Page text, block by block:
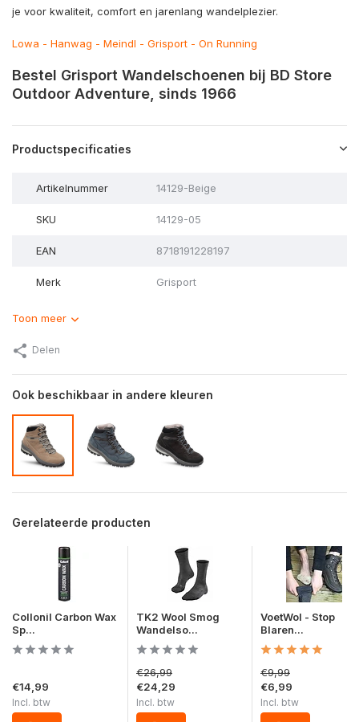
je voor kwaliteit, comfort en jarenlang wandelplezier.
Lowa - Hanwag - Meindl - Grisport - On Running
Bestel Grisport Wandelschoenen bij BD Store
Outdoor Adventure, sinds 1966
Productspecificaties
Artikelnummer 14129-Beige
SKU 14129-05
EAN 8718191228197
Merk Grisport
Toon meer
Delen
Ook beschikbaar in andere kleuren
Gerelateerde producten
Collonil Carbon Wax
Sp...
€14,99
Incl. btw
TK2 Wool Smog
Wandelso...
€26,99
€24,29
Incl. btw
VoetWol - Stop
Blaren...
€9,99
€6,99
Incl. btw